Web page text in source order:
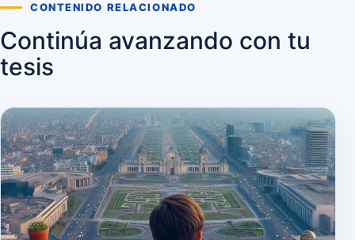
CONTENIDO RELACIONADO
Continúa avanzando con tu
tesis